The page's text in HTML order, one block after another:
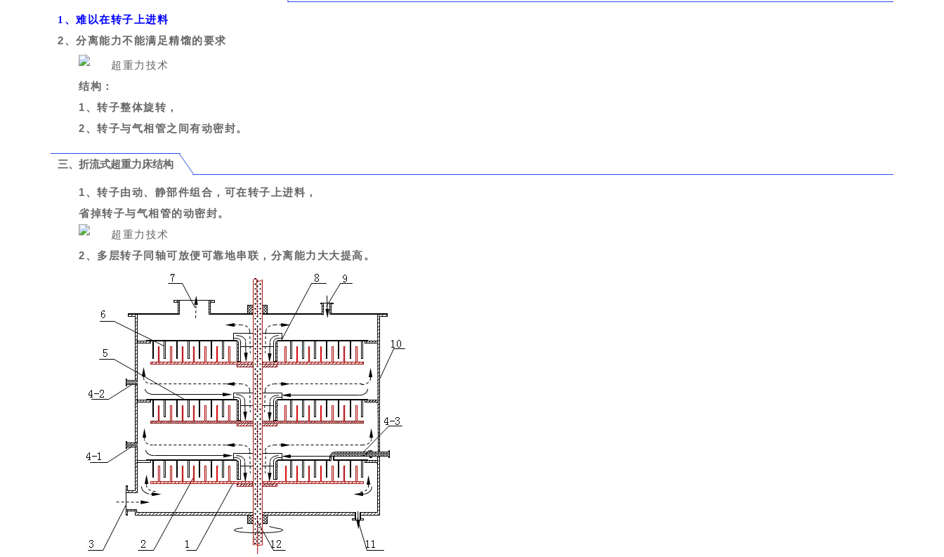
1、难以在转子上进料
2、分离能力不能满足精馏的要求
结构：
1、转子整体旋转，
2、转子与气相管之间有动密封。
三、折流式超重力床结构
1、转子由动、静部件组合，可在转子上进料，
省掉转子与气相管的动密封。
2、多层转子同轴可放便可靠地串联，分离能力大大提高。